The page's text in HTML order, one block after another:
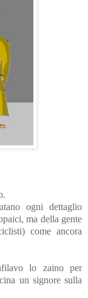
ogni dettaglio
ma della gente
come ancora
lo zaino per
un signore sulla